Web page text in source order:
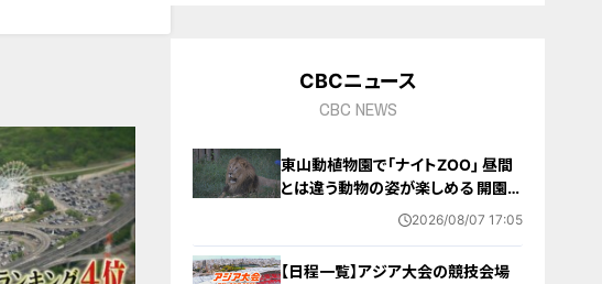
CBCニュース
CBC NEWS
東山動植物園で｢ナイトZOO｣ 昼間
とは違う動物の姿が楽しめる 開園時
間は約3時間半延長 プロジェクショ
2026/08/07 17:05
【日程一覧】アジア大会の競技会場